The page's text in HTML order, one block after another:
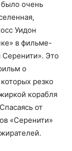
очень
Уидон
в фильме-
Это
о
резко
корабля
от
«Серенити»